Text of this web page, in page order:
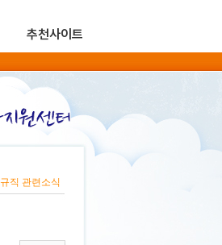
추천사이트
직 관련소식